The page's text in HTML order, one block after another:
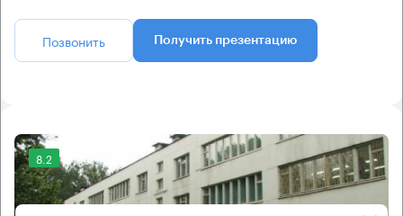
Позвонить Получить презентацию
8.2